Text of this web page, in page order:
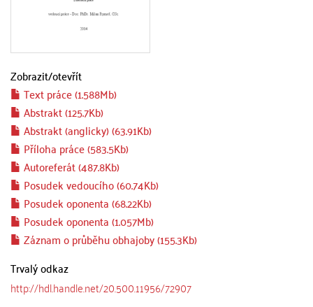
Zobrazit/otevřít
Text práce (1.588Mb)
Abstrakt (125.7Kb)
Abstrakt (anglicky) (63.91Kb)
Příloha práce (583.5Kb)
Autoreferát (487.8Kb)
Posudek vedoucího (60.74Kb)
Posudek oponenta (68.22Kb)
Posudek oponenta (1.057Mb)
Záznam o průběhu obhajoby (155.3Kb)
Trvalý odkaz
http://hdl.handle.net/20.500.11956/72907